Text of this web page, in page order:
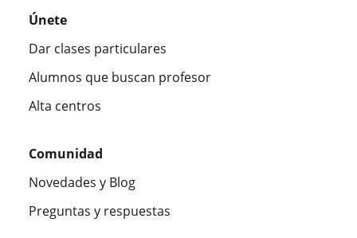
Únete
Dar clases particulares
Alumnos que buscan profesor
Alta centros
Comunidad
Novedades y Blog
Preguntas y respuestas